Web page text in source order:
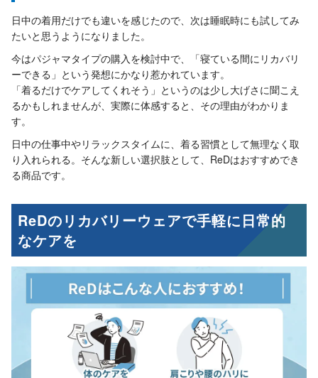
日中の着用だけでも違いを感じたので、次は睡眠時にも試してみ
たいと思うようになりました。
今はパジャマタイプの購入を検討中で、「寝ている間にリカバリ
ーできる」という発想にかなり惹かれています。
「着るだけでケアしてくれそう」というのは少し大げさに聞こえ
るかもしれませんが、実際に体感すると、その理由がわかりま
す。
日中の仕事中やリラックスタイムに、着る習慣として無理なく取
り入れられる。そんな新しい選択肢として、ReDはおすすめでき
る商品です。
ReDのリカバリーウェアで手軽に日常的
なケアを